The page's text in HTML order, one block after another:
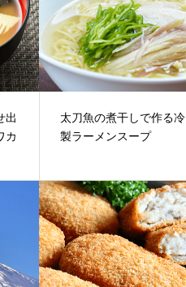
出
カ
太刀魚の煮干しで作る冷
製ラーメンスープ